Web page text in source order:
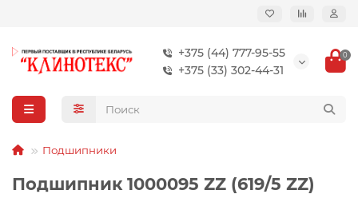
+375 (44) 777-95-55
+375 (33) 302-44-31
0
Подшипники
Подшипник 1000095 ZZ (619/5 ZZ)